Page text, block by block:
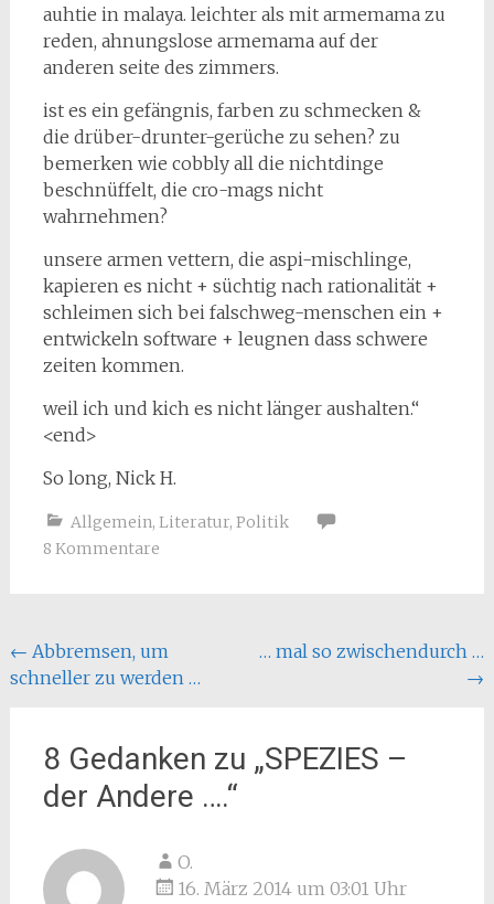
auhtie in malaya. leichter als mit arme­mama zu
reden, ahnungslose armemama auf der
anderen seite des zimmers.
ist es ein gefängnis, farben zu schmecken &
die drüber-drunter-gerüche zu sehen? zu
bemerken wie cobbly all die nichtdinge
beschnüffelt, die cro-mags nicht
wahrnehmen?
unsere armen vettern, die aspi-mischlinge,
kapieren es nicht + süchtig nach rationalität +
schleimen sich bei falschweg-menschen ein +
entwickeln software + leugnen dass schwere
zeiten kommen.
weil ich und kich es nicht länger aushalten.“
<end>
So long, Nick H.
Allgemein, Literatur, Politik
8 Kommentare
Beitragsnavigation
← Abbremsen, um
schneller zu werden …
… mal so zwischendurch …
→
8 Gedanken zu „SPEZIES –
der Andere ….“
O.
16. März 2014 um 03:01 Uhr